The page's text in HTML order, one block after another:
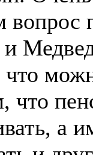
вопрос
что
а